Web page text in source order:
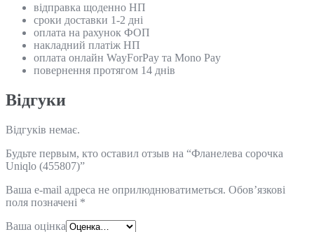
відправка щоденно НП
сроки доставки 1-2 дні
оплата на рахунок ФОП
накладний платіж НП
оплата онлайн WayForPay та Mono Pay
повернення протягом 14 днів
Відгуки
Відгуків немає.
Будьте первым, кто оставил отзыв на “Фланелева сорочка
Uniqlo (455807)”
Ваша e-mail адреса не оприлюднюватиметься. Обов’язкові
поля позначені *
Ваша оцінка